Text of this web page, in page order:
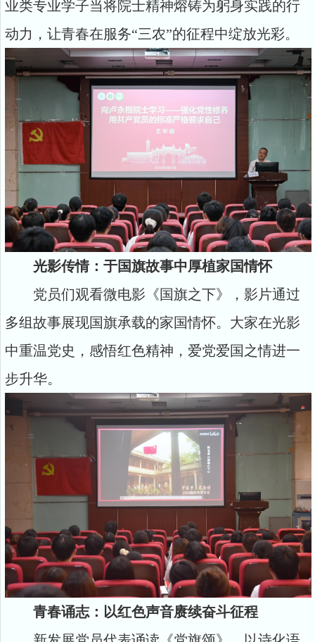
业类专业学子当将院士精神熔铸为躬身实践的行
动力，让青春在服务“三农”的征程中绽放光彩。
光影传情：于国旗故事中厚植家国情怀
党员们观看微电影《国旗之下》，影片通过
多组故事展现国旗承载的家国情怀。大家在光影
中重温党史，感悟红色精神，爱党爱国之情进一
步升华。
青春诵志：以红色声音赓续奋斗征程